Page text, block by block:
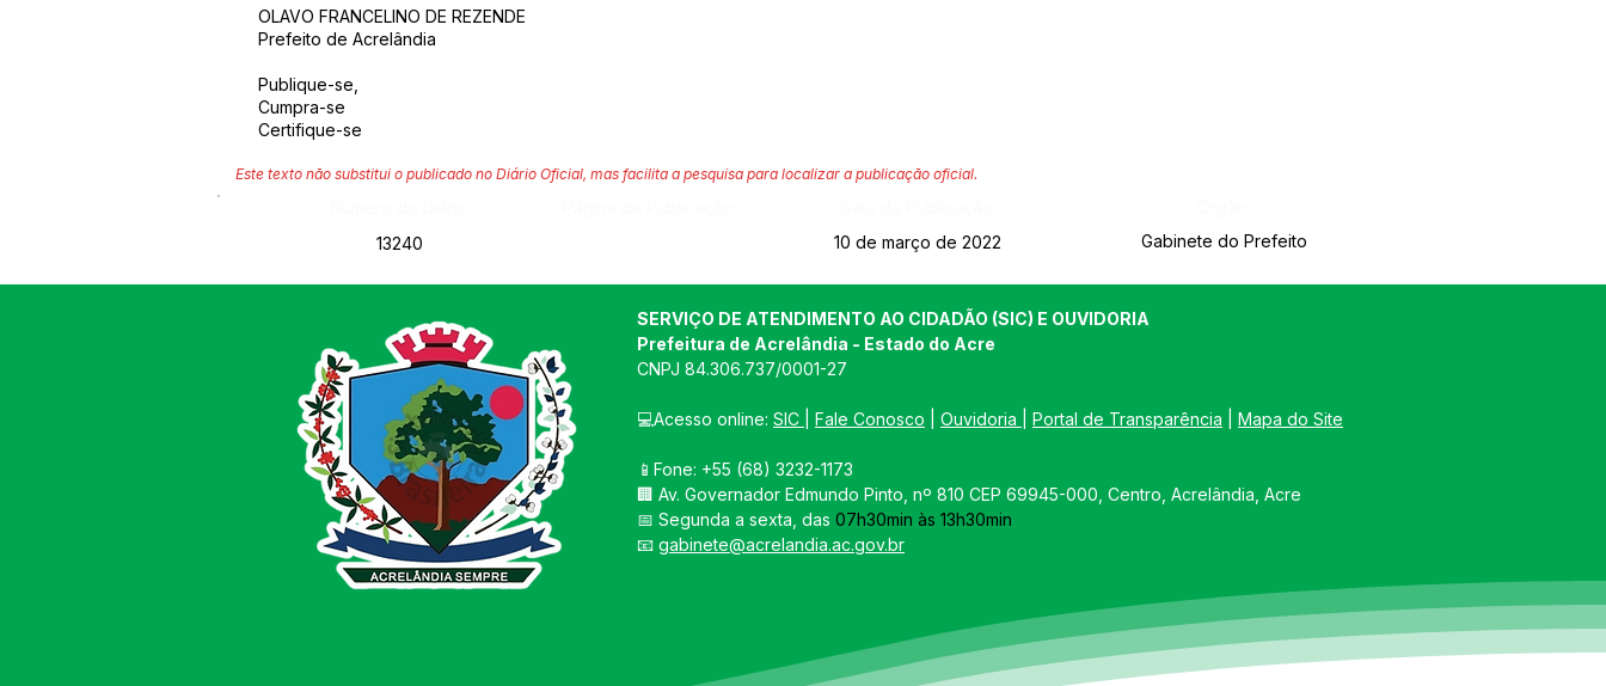
OLAVO FRANCELINO DE REZENDE
Prefeito de Acrelândia
Publique-se,
Cumpra-se
Certifique-se
Este texto não substitui o publicado no Diário Oficial, mas facilita a pesquisa para localizar a publicação oficial.
13240
10 de março de 2022 Gabinete do Prefeito
SERVIÇO DE ATENDIMENTO AO CIDADÃO (SIC) E OUVIDORIA
Prefeitura de Acrelândia - Estado do Acre
CNPJ 84.306.737/0001-27
💻Acesso online: SIC Fale Conosco Ouvidoria Portal de Transparência Mapa do Site
📱Fone: +55 (68) 3232-1173
🏢 Av. Governador Edmundo Pinto, nº 810 CEP 69945-000, Centro, Acrelândia, Acre
📅 Segunda a sexta, das 07h30min às 13h30min
📧 gabinete@acrelandia.ac.gov.br